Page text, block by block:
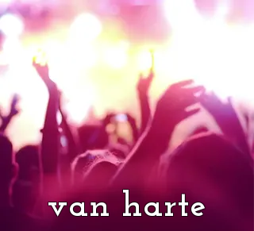
van harte